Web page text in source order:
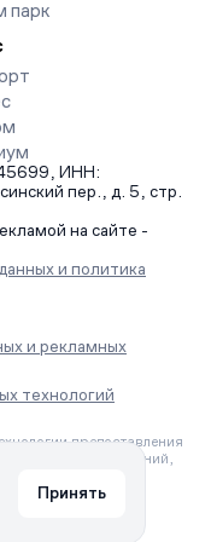
парк
ИНН:
пер., д. 5, стр.
на сайте -
и политика
и рекламных
технологий
предоставления
и анализа сведений,
сети «Интернет»,
Принять